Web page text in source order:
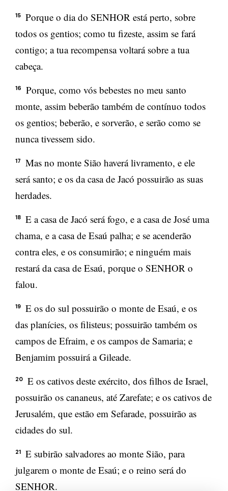
15
Porque o dia do SENHOR está perto, sobre
todos os gentios; como tu fizeste, assim se fará
contigo; a tua recompensa voltará sobre a tua
cabeça.
16
Porque, como vós bebestes no meu santo
monte, assim beberão também de contínuo todos
os gentios; beberão, e sorverão, e serão como se
nunca tivessem sido.
17
Mas no monte Sião haverá livramento, e ele
será santo; e os da casa de Jacó possuirão as suas
herdades.
18
E a casa de Jacó será fogo, e a casa de José uma
chama, e a casa de Esaú palha; e se acenderão
contra eles, e os consumirão; e ninguém mais
restará da casa de Esaú, porque o SENHOR o
falou.
19
E os do sul possuirão o monte de Esaú, e os
das planícies, os filisteus; possuirão também os
campos de Efraim, e os campos de Samaria; e
Benjamim possuirá a Gileade.
20
E os cativos deste exército, dos filhos de Israel,
possuirão os cananeus, até Zarefate; e os cativos de
Jerusalém, que estão em Sefarade, possuirão as
cidades do sul.
21
E subirão salvadores ao monte Sião, para
julgarem o monte de Esaú; e o reino será do
SENHOR.